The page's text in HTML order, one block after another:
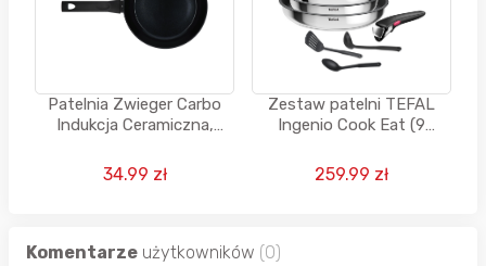
Patelnia Zwieger Carbo
Indukcja Ceramiczna,
34.99 zł
Zestaw patelni TEFAL
Ingenio Cook Eat (9
259.99 zł
Komentarze użytkowników (0)